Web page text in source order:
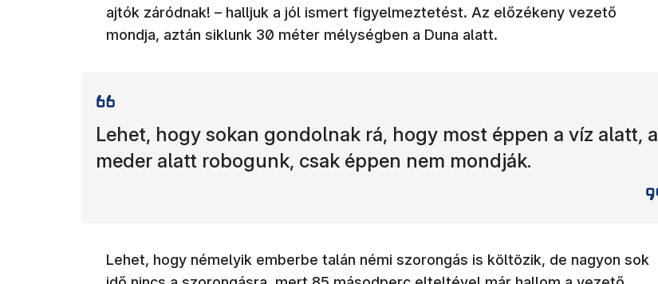
ajtók záródnak! – halljuk a jól ismert figyelmeztetést. Az előzékeny vezető
mondja, aztán siklunk 30 méter mélységben a Duna alatt.
Lehet, hogy sokan gondolnak rá, hogy most éppen a víz alatt, a
meder alatt robogunk, csak éppen nem mondják.
Lehet, hogy némelyik emberbe talán némi szorongás is költözik, de nagyon sok